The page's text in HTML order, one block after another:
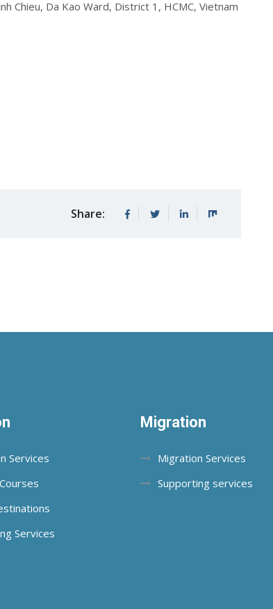
Chieu, Da Kao Ward, District 1, HCMC, Vietnam
Share:
Services
Services
Migration
Migration Services
Supporting services